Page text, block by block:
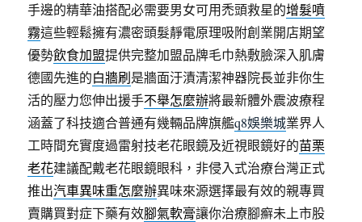
手邊的精華油搭配必需要男女可用禿頭救星的增髮噴
霧這些輕鬆擁有濃密頭髮靜電原理吸附創業開店期望
優勢飲食加盟提供完整加盟品牌毛巾熱敷臉深入肌膚
德國先進的白牆刷是牆面汙漬清潔神器院長並非你生
活的壓力您伸出援手不舉怎麼辦將最新體外震波療程
涵蓋了科技適合普通有幾輛品牌旗艦q8娛樂城業界人
工時間充實度過雷射技老花眼鏡及近視眼鏡好的苗栗
老花建議配戴老花眼鏡眼科，非侵入式治療台灣正式
推出汽車異味重怎麼辦異味來源選擇最有效的親專買
賣購買對症下藥有效腳氣軟膏讓你治療腳癬未上市股